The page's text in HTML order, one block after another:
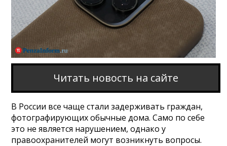
Читать новость на сайте
В России все чаще стали задерживать граждан,
фотографирующих обычные дома. Само по себе
это не является нарушением, однако у
правоохранителей могут возникнуть вопросы.